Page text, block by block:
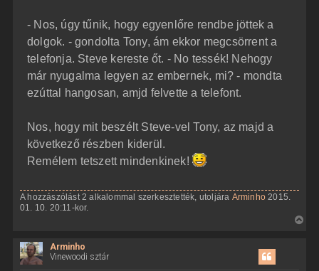
- Nos, úgy tűnik, hogy egyenlőre rendbe jöttek a
dolgok. - gondolta Tony, ám ekkor megcsörrent a
telefonja. Steve kereste őt. - No tessék! Nehogy
már nyugalma legyen az embernek, mi? - mondta
ezúttal hangosan, amjd felvette a telefont.
Nos, hogy mit beszélt Steve-vel Tony, az majd a
következő részben kiderül.
Remélem tetszett mindenkinek!
A hozzászólást 2 alkalommal szerkesztették, utoljára Arminho2015.
01. 10. 20:11-kor.
Arminho
Vinewoodi sztár